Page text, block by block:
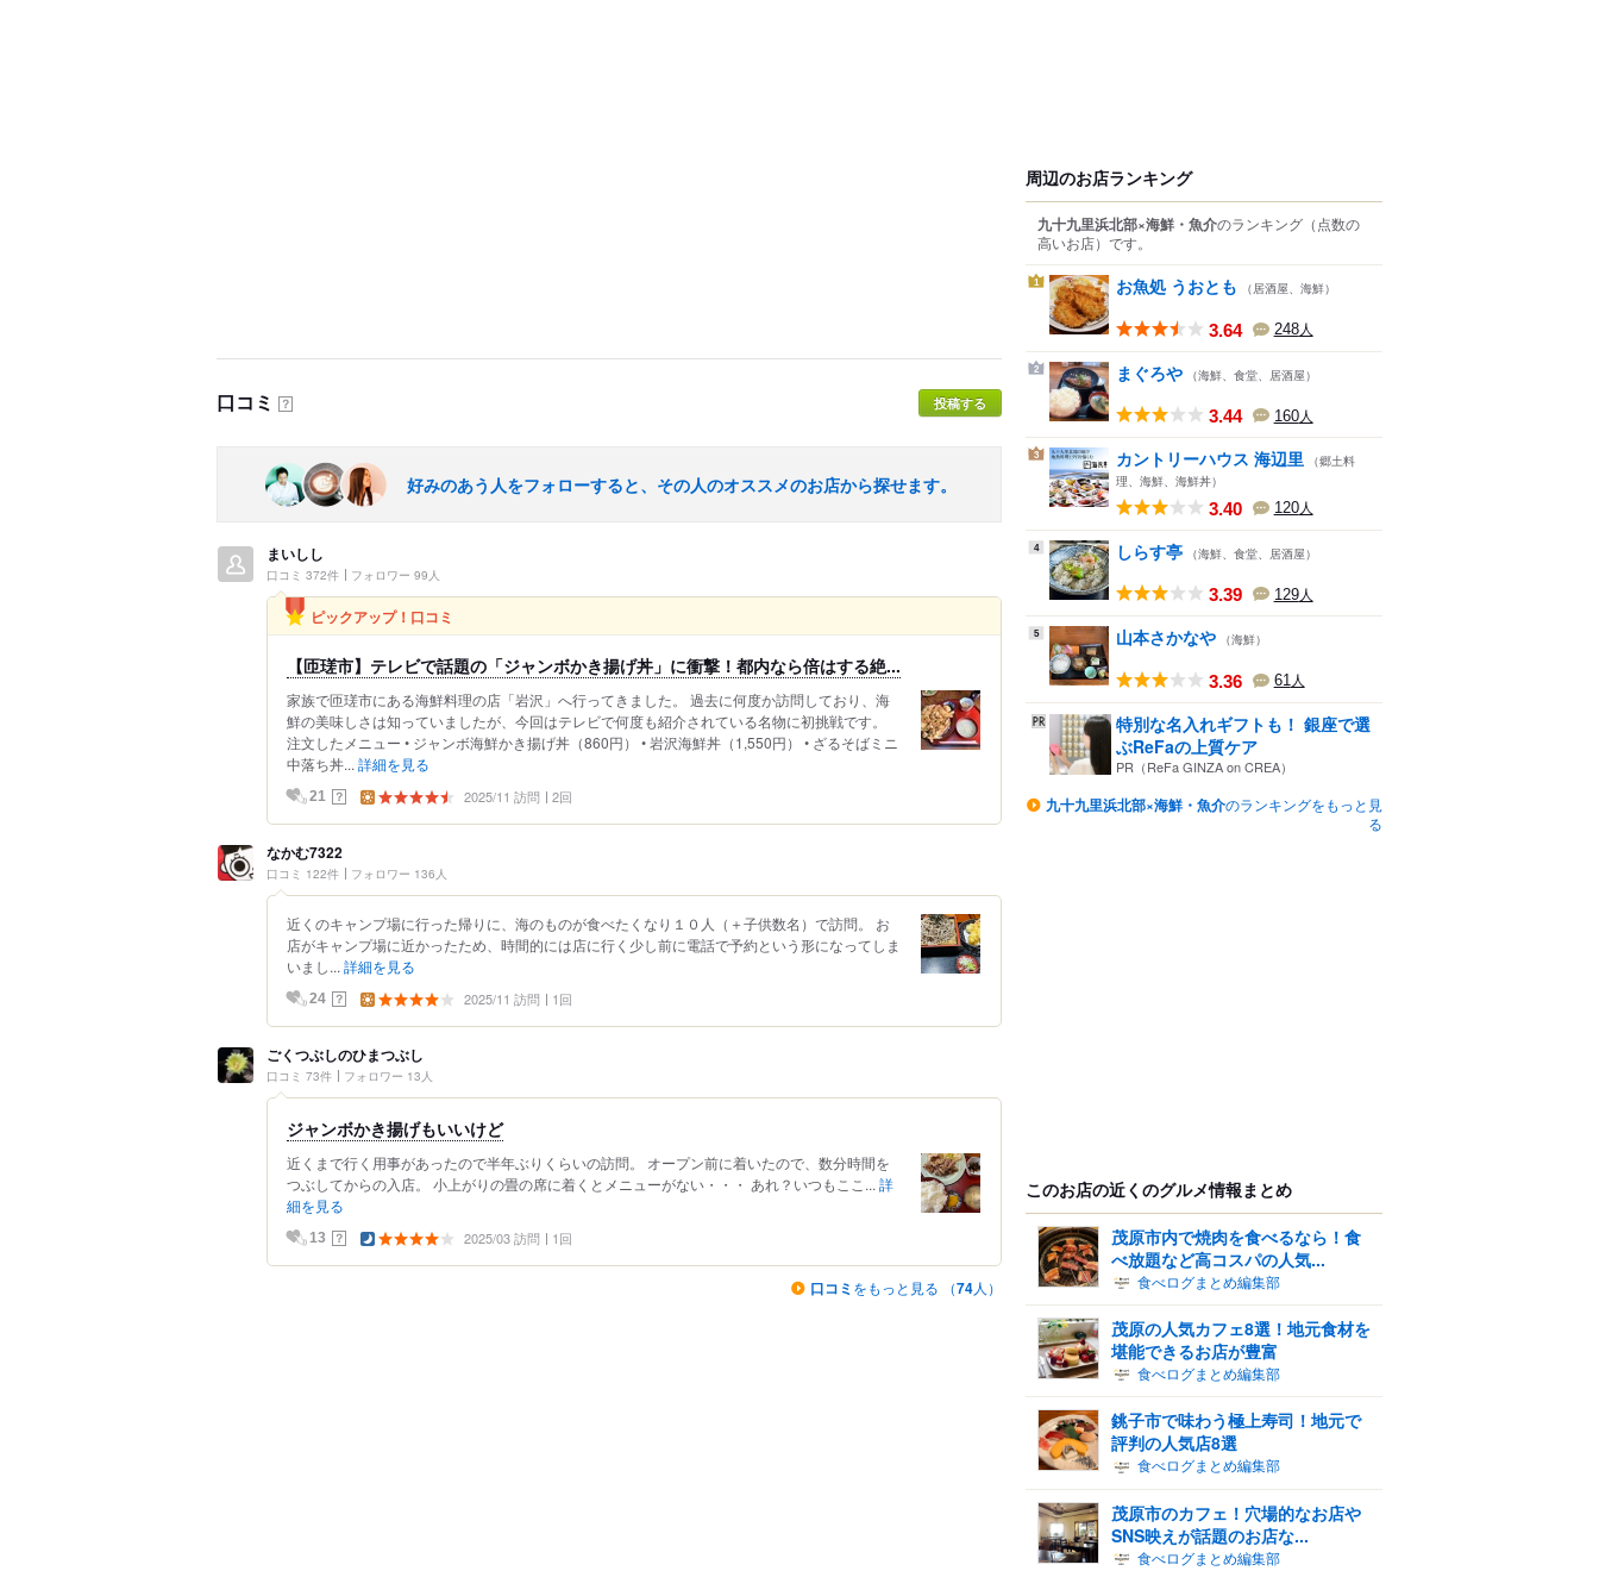
口コミ ？ 投稿する
好みのあう人をフォローすると、その人のオススメのお店から探せます。
まいしし
口コミ 372件 フォロワー 99人
ピックアップ！口コミ
【匝瑳市】テレビで話題の「ジャンボかき揚げ丼」に衝撃！都内なら倍はする絶...
家族で匝瑳市にある海鮮料理の店「岩沢」へ行ってきました。 過去に何度か訪問しており、海
鮮の美味しさは知っていましたが、今回はテレビで何度も紹介されている名物に初挑戦です。
注文したメニュー • ジャンボ海鮮かき揚げ丼（860円） • 岩沢海鮮丼（1,550円） • ざるそばミニ
中落ち丼... 詳細を見る
21 ？ 2025/11 訪問 2回
なかむ7322
口コミ 122件 フォロワー 136人
近くのキャンプ場に行った帰りに、海のものが食べたくなり１０人（＋子供数名）で訪問。 お
店がキャンプ場に近かったため、時間的には店に行く少し前に電話で予約という形になってしま
いまし... 詳細を見る
24 ？ 2025/11 訪問 1回
ごくつぶしのひまつぶし
口コミ 73件 フォロワー 13人
ジャンボかき揚げもいいけど
近くまで行く用事があったので半年ぶりくらいの訪問。 オープン前に着いたので、数分時間を
つぶしてからの入店。 小上がりの畳の席に着くとメニューがない・・・ あれ？いつもここ... 詳
細を見る
13 ？ 2025/03 訪問 1回
口コミ をもっと見る （74人）
周辺のお店ランキング
九十九里浜北部×海鮮・魚介のランキング （点数の
高いお店） です。
1 お魚処 うおとも （居酒屋、海鮮）
3.64 248人
2 まぐろや （海鮮、食堂、居酒屋）
3.44 160人
3 カントリーハウス 海辺里 （郷土料
理、海鮮、海鮮丼）
3.40 120人
4 しらす亭 （海鮮、食堂、居酒屋）
3.39 129人
5 山本さかなや （海鮮）
3.36 61人
特別な名入れギフトも！ 銀座で選
ぶReFaの上質ケア
PR（ReFa GINZA on CREA）
九十九里浜北部×海鮮・魚介のランキングをもっと見
る
このお店の近くのグルメ情報まとめ
茂原市内で焼肉を食べるなら！食
べ放題など高コスパの人気...
食べログまとめ編集部
茂原の人気カフェ8選！地元食材を
堪能できるお店が豊富
食べログまとめ編集部
銚子市で味わう極上寿司！地元で
評判の人気店8選
食べログまとめ編集部
茂原市のカフェ！穴場的なお店や
SNS映えが話題のお店な...
食べログまとめ編集部